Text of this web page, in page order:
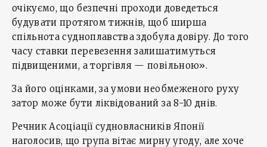
очікуємо, що безпечні проходи доведеться
будувати протягом тижнів, щоб ширша
спільнота судноплавства здобула довіру. До того
часу ставки перевезення залишатимуться
підвищеними, а торгівля — повільною».
За його оцінками, за умови необмеженого руху
затор може бути ліквідований за 8-10 днів.
Речник Асоціації судновласників Японії
наголосив, що група вітає мирну угоду, але хоче